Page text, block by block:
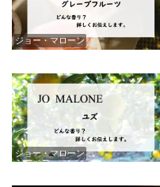
ジョー・マローン
ジョー・マローン